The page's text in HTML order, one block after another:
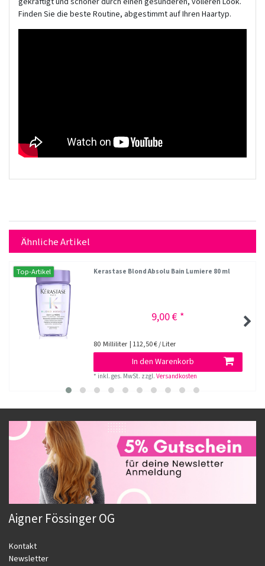
Finden Sie die beste Routine, abgestimmt auf Ihren Haartyp.
Ähnliche Artikel
Top-Artikel Kerastase Blond Absolu Bain Lumiere 80 ml
9,00 € *
80 Milliliter | 112,50 € / Liter
In den Warenkorb
* inkl. ges. MwSt. zzgl.Versandkosten
Aigner Fössinger OG
Kontakt
Newsletter